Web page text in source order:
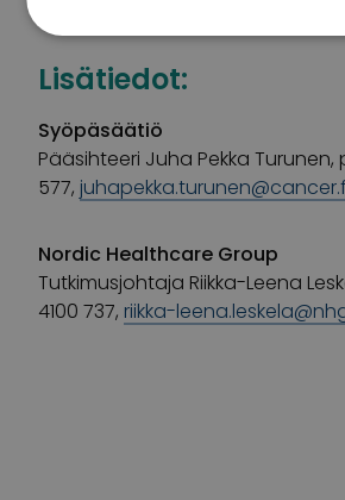
Lisätiedot:
Syöpäsäätiö
Pääsihteeri Juha Pekka Turunen,
577,
Nordic Healthcare Group
Tutkimusjohtaja Riikka-Leena
4100 737, riikka-